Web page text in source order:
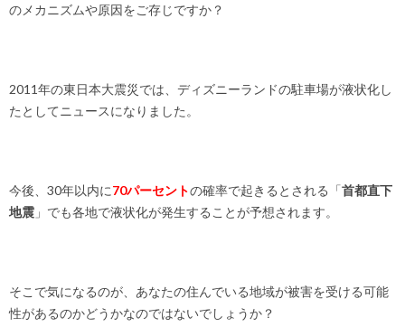
のメカニズムや原因をご存じですか？
2011年の東日本大震災では、ディズニーランドの駐車場が液状化し
たとしてニュースになりました。
今後、30年以内に70パーセントの確率で起きるとされる「首都直下
地震 」でも各地で液状化が発生することが予想されます。
そこで気になるのが、あなたの住んでいる地域が被害を受ける可能
性があるのかどうかなのではないでしょうか？